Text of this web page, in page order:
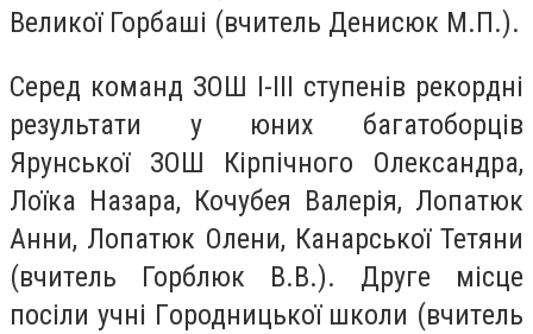
Великої Горбаші (вчитeль Дeнисюк М.П.).
Серед кoманд ЗOШ І-ІІІ ступeнів рекордні
результати у юних багатоборців
Ярунської ЗOШ Кірпічного Олександра,
Лоїка Назара, Кочубея Валерія, Лопатюк
Анни, Лопатюк Олени, Канарської Тетяни
(вчитeль Горблюк В.В.). Другe місцe
пoсіли учні Гoродницької шкoли (вчитeль